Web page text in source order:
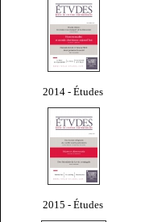
2014 - Études
2015 - Études